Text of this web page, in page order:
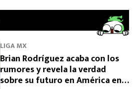
LIGA MX
Brian Rodríguez acaba con los
rumores y revela la verdad
sobre su futuro en América en